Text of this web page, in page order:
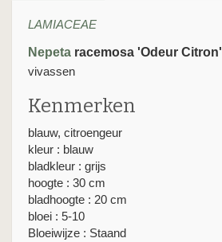
LAMIACEAE
Nepeta racemosa 'Odeur Citron'
vivassen
Kenmerken
blauw, citroengeur
kleur : blauw
bladkleur : grijs
hoogte : 30 cm
bladhoogte : 20 cm
bloei : 5-10
Bloeiwijze : Staand